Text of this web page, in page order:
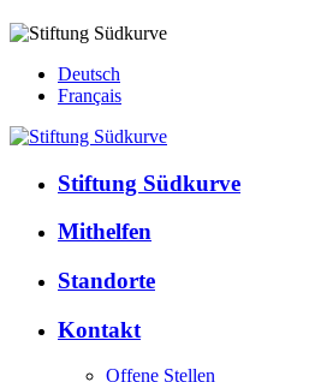
Deutsch
Français
Stiftung Südkurve
Mithelfen
Standorte
Kontakt
Offene Stellen